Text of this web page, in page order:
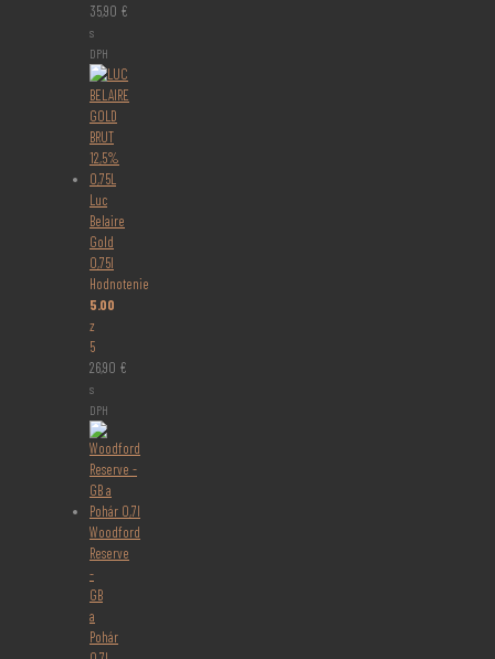
35,90 €
s
DPH
Luc
Belaire
Gold
0,75l
Hodnotenie
5.00
z
5
26,90 €
s
DPH
Woodford
Reserve
-
GB
a
Pohár